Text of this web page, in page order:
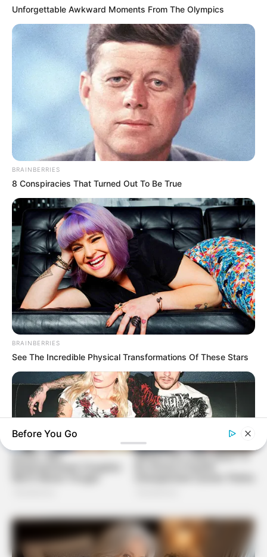
Unforgettable Awkward Moments From The Olympics
BRAINBERRIES
8 Conspiracies That Turned Out To Be True
BRAINBERRIES
See The Incredible Physical Transformations Of These Stars
BRAINBERRIES
Unveiling Hypocrisy: 15 Taboos The Bible Condemns!
BRAINBERRIES
Before You Go